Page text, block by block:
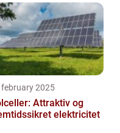
2025
Attraktiv og
elektricitet